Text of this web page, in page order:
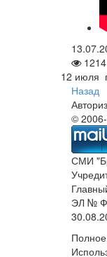
1214
12 июля
Назад
©
СМИ
ЭЛ №